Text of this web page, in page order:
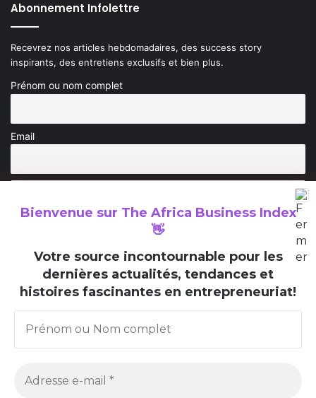
Bienvenue sur The Africa Business Index
👋
Votre source incontournable pour les
dernières actualités, tendances et
histoires fascinantes en entrepreneuriat!
Abonnement Infolettre
Recevrez nos articles hebdomadaires, des success story
inspirants, des entretiens exclusifs et bien plus.
Prénom ou nom complet
Email
The Africa Business Index est un média consacré à la valorisation
des initiatives entrepreneuriales en Afrique et au sein de la
diaspora africaine.